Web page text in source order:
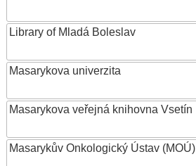
Library of Mladá Boleslav
Masarykova univerzita
Masarykova veřejná knihovna Vsetín
Masarykův Onkologický Ústav (MOÚ)